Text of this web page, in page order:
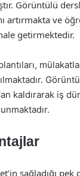
Görüntülü
artırmakta ve
getirmektedir.
kaldırarak iş
sağladığı pek